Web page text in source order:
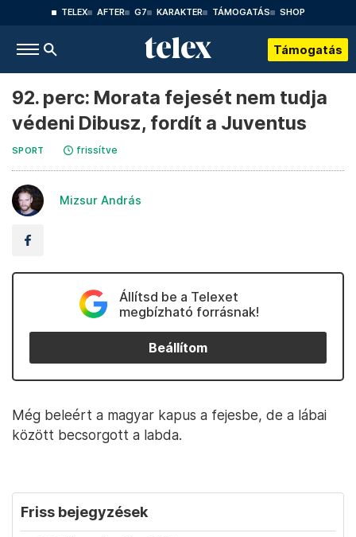
TELEX AFTER G7 KARAKTER TÁMOGATÁS SHOP
Támogatás
92. perc: Morata fejesét nem tudja
védeni Dibusz, fordít a Juventus
SPORT frissítve
Mizsur András
Állítsd be a Telexet
megbízható forrásnak!
Beállítom
Még beleért a magyar kapus a fejesbe, de a lábai
között becsorgott a labda.
Friss bejegyzések